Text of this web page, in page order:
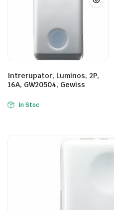
Intrerupator, Luminos, 2P,
16A, GW20504, Gewiss
In Stoc